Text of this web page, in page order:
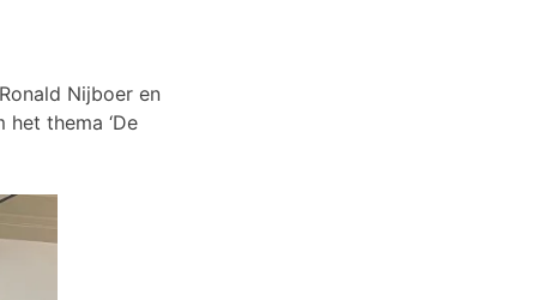
Nijboer en
thema ‘De